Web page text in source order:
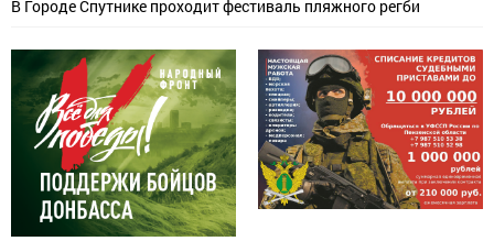
В Городе Спутнике проходит фестиваль пляжного регби